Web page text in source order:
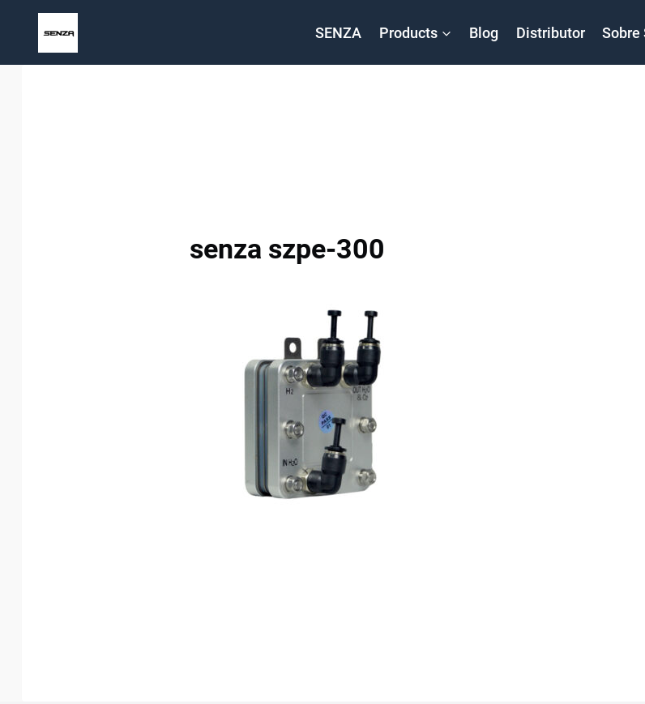
SENZA Products Blog Distributor Sobre
senza szpe-300